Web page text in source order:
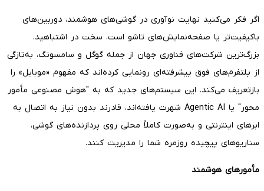
اگر فکر می‌کنید نهایت نوآوری در گوشی‌های هوشمند، دوربین‌های
باکیفیت‌تر یا صفحه‌نمایش‌های تاشو است، سخت در اشتباهید.
بزرگ‌ترین شرکت‌های فناوری جهان از جمله گوگل و سامسونگ، به‌تازگی
از پلتفرم‌های فوق پیشرفته‌ای رونمایی کرده‌اند که مفهوم «موبایل» را
بازتعریف می‌کند. این سیستم‌های جدید که به "هوش مصنوعی مأمور
محور" یا Agentic AI شهرت یافته‌اند، قادرند بدون نیاز به اتصال به
ابرهای اینترنتی و به‌صورت کاملاً محلی روی پردازنده‌های گوشی،
سناریوهای پیچیده روزمره شما را مدیریت کنند.
مأمورهای هوشمند